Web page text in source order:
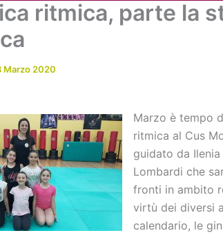
Chi siamo
ritmica, parte la
Marzo 2020
Marzo è tempo
ritmica al Cus
guidato da Ilenia
Lombardi che
fronti in ambito
virtù dei diversi
calendario, le